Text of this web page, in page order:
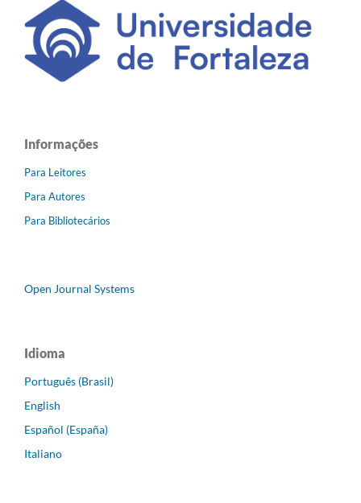
Informações
Para Leitores
Para Autores
Para Bibliotecários
Open Journal Systems
Idioma
Português (Brasil)
English
Español (España)
Italiano